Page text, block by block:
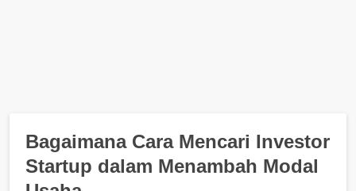
Bagaimana Cara Mencari Investor
Startup dalam Menambah Modal